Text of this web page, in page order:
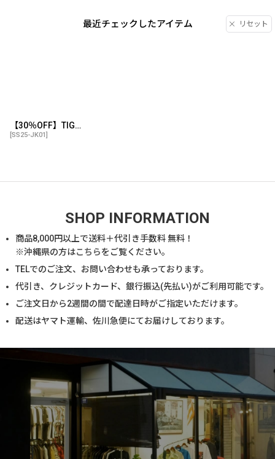
最近チェックしたアイテム リセット
【30％OFF】TIGHTBOOTH/RIPSTOP TACTICAL JACKET（Chip）［リップストップタクティカルJKT-25春夏］
[SS25-JK01]
SHOP INFORMATION
商品8,000円以上で送料＋代引き手数料 無料！
※沖縄県の方はこちらをご覧ください。
TELでのご注文、お問い合わせも承っております。
代引き、クレジットカード、銀行振込(先払い)がご利用可能です。
ご注文日から2週間の間で配達日時がご指定いただけます。
配送はヤマト運輸、佐川急便にてお届けしております。